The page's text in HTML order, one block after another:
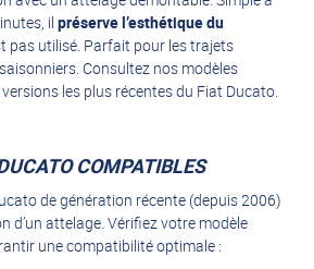
il préserve l’esthétique du
pas utilisé. Parfait pour les trajets
Consultez nos modèles
les plus récentes du Fiat Ducato.
COMPATIBLES
de génération récente (depuis 2006)
d’un attelage. Vérifiez votre modèle
une compatibilité optimale :